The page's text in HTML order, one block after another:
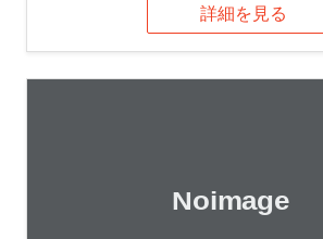
詳細を見る